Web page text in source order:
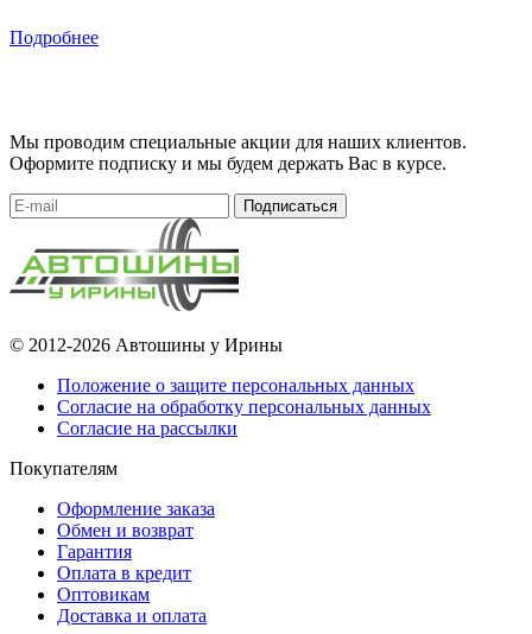
Подробнее
Мы проводим специальные акции для наших клиентов.
Оформите подписку и мы будем держать Вас в курсе.
Подписаться
© 2012-2026 Автошины у Ирины
Положение о защите персональных данных
Согласие на обработку персональных данных
Согласие на рассылки
Покупателям
Оформление заказа
Обмен и возврат
Гарантия
Оплата в кредит
Оптовикам
Доставка и оплата